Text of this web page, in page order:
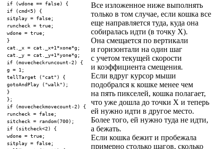
if (wdone == false) {
if (cmd<5) {
sitplay = false;
runcheck = true;
wdone = true;
}
cat._x = cat._x+1*xone*g;
cat._y = cat._y+1*yone*g;
if (movecheckruncount-2) {
g = 1;
tellTarget ("cat") {
gotoAndPlay ("walk");
}
};
if (movecheckmovecount-2) {
runcheck = false;
sitcheck = random(700);
if (sitcheck<2) {
wdone = true;
sitplay = false;
Все изложенное ниже выполнять
только в том случае, если кошка все
еще направляется туда, куда она
собиралась идти (в точку X).
Она смещается по вертикали
и горизонтали на один шаг
с учетом текущей скорости
и коэффициента смещения.
Если вдруг курсор мыши
подобрался к кошке менее чем
на пять пикселей, кошка полагает,
что уже дошла до точки X и теперь
ей нужно идти в другое место.
Более того, ей нужно туда не идти,
а бежать.
Если кошка бежит и пробежала
примерно столько шагов, сколько